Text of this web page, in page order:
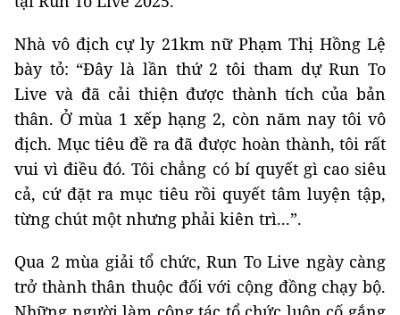
Nhà vô địch cự ly 21km nữ Phạm Thị Hồng Lệ
bày tỏ: “Đây là lần thứ 2 tôi tham dự Run To
Live và đã cải thiện được thành tích của bản
thân. Ở mùa 1 xếp hạng 2, còn năm nay tôi vô
địch. Mục tiêu đề ra đã được hoàn thành, tôi rất
vui vì điều đó. Tôi chẳng có bí quyết gì cao siêu
cả, cứ đặt ra mục tiêu rồi quyết tâm luyện tập,
từng chút một nhưng phải kiên trì...”.
Qua 2 mùa giải tổ chức, Run To Live ngày càng
trở thành thân thuộc đối với cộng đồng chạy bộ.